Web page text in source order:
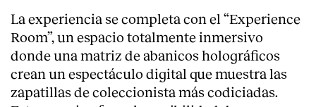
La experiencia se completa con el “Experience
Room”, un espacio totalmente inmersivo
donde una matriz de abanicos holográficos
crean un espectáculo digital que muestra las
zapatillas de coleccionista más codiciadas.